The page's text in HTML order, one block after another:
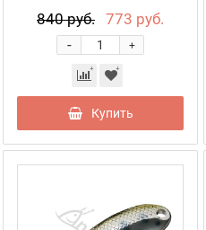
840 руб. 773 руб.
+
-
Купить